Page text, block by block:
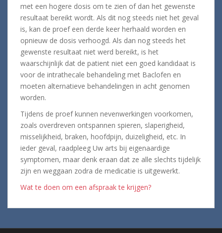
met een hogere dosis om te zien of dan het gewenste
resultaat bereikt wordt. Als dit nog steeds niet het geval
is, kan de proef een derde keer herhaald worden en
opnieuw de dosis verhoogd. Als dan nog steeds het
gewenste resultaat niet werd bereikt, is het
waarschijnlijk dat de patient niet een goed kandidaat is
voor de intrathecale behandeling met Baclofen en
moeten alternatieve behandelingen in acht genomen
worden.
Tijdens de proef kunnen nevenwerkingen voorkomen,
zoals overdreven ontspannen spieren, slaperigheid,
misselijkheid, braken, hoofdpijn, duizeligheid, etc. In
ieder geval, raadpleeg Uw arts bij eigenaardige
symptomen, maar denk eraan dat ze alle slechts tijdelijk
zijn en weggaan zodra de medicatie is uitgewerkt.
Wat te doen om een afspraak te krijgen?